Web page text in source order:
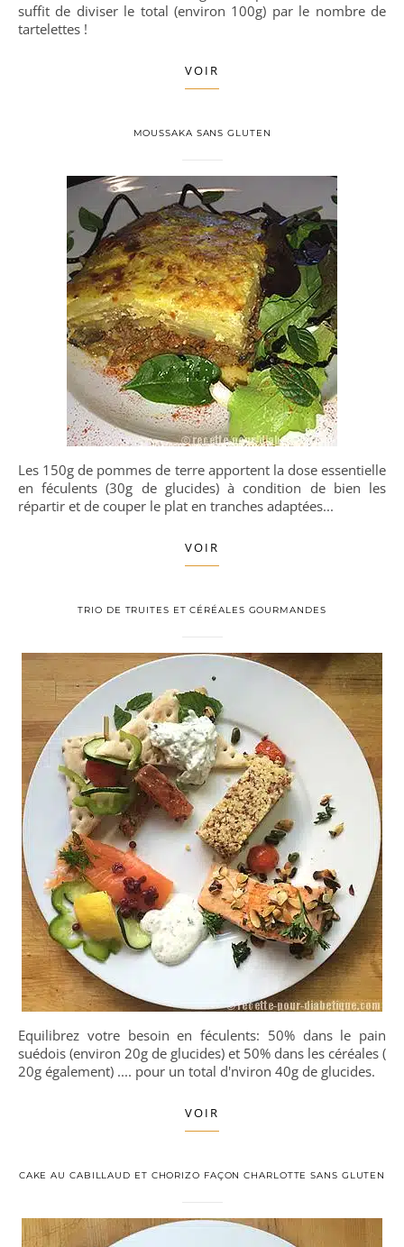
suffit de diviser le total (environ 100g) par le nombre de
tartelettes !
VOIR
MOUSSAKA SANS GLUTEN
Les 150g de pommes de terre apportent la dose essentielle
en féculents (30g de glucides) à condition de bien les
répartir et de couper le plat en tranches adaptées...
VOIR
TRIO DE TRUITES ET CÉRÉALES GOURMANDES
Equilibrez votre besoin en féculents: 50% dans le pain
suédois (environ 20g de glucides) et 50% dans les céréales (
20g également) .... pour un total d'nviron 40g de glucides.
VOIR
CAKE AU CABILLAUD ET CHORIZO FAÇON CHARLOTTE SANS GLUTEN